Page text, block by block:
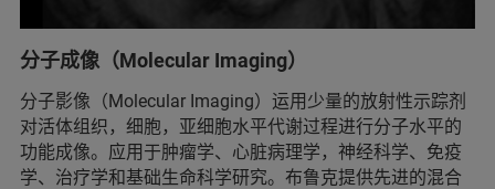
分子成像（Molecular Imaging）
分子影像（Molecular Imaging）运用少量的放射性示踪剂
对活体组织，细胞，亚细胞水平代谢过程进行分子水平的
功能成像。应用于肿瘤学、心脏病理学，神经科学、免疫
学、治疗学和基础生命科学研究。布鲁克提供先进的混合